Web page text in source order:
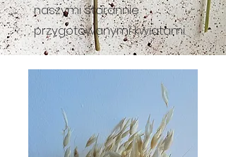
naszymi starannie
przygotowanymi kwiatami.